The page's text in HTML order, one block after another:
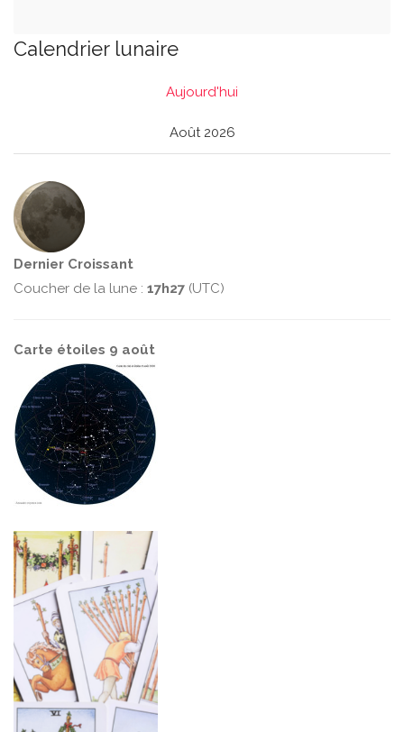
Calendrier lunaire
Aujourd'hui
Août 2026
Dernier Croissant
Coucher de la lune : 17h27 (UTC)
Carte étoiles 9 août